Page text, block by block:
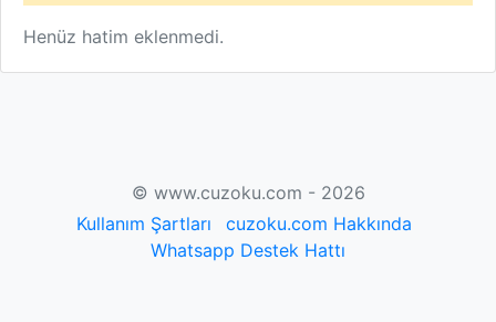
Henüz hatim eklenmedi.
© www.cuzoku.com - 2026
Kullanım Şartları
cuzoku.com Hakkında
Whatsapp Destek Hattı